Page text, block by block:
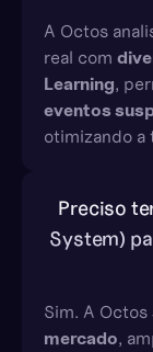
A Octos
real com
Learning,
eventos
otimizando a
Preciso
System)
Sim. A Octos
mercado,